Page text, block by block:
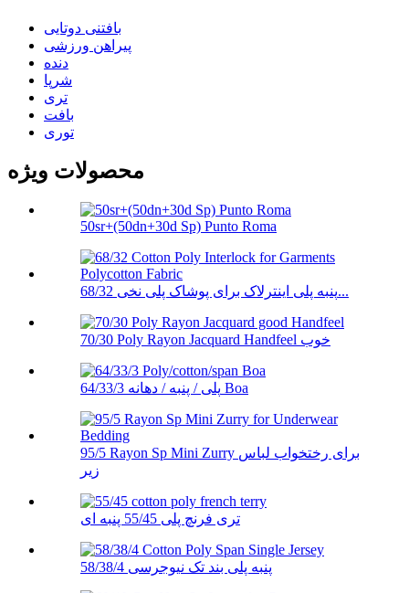
بافتنی دوتایی
پیراهن ورزشی
دنده
شرپا
تری
بافت
توری
محصولات ویژه
50sr+(50dn+30d Sp) Punto Roma
68/32 پنبه پلی اینترلاک برای پوشاک پلی نخی...
70/30 Poly Rayon Jacquard Handfeel خوب
64/33/3 پلی / پنبه / دهانه Boa
95/5 Rayon Sp Mini Zurry برای رختخواب لباس
زیر
تری فرنچ پلی 55/45 پنبه ای
58/38/4 پنبه پلی بند تک نیوجرسی